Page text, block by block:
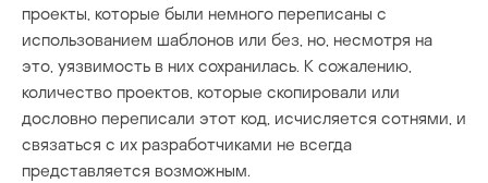
проекты, которые были немного переписаны с
использованием шаблонов или без, но, несмотря на
это, уязвимость в них сохранилась. К сожалению,
количество проектов, которые скопировали или
дословно переписали этот код, исчисляется сотнями, и
связаться с их разработчиками не всегда
представляется возможным.